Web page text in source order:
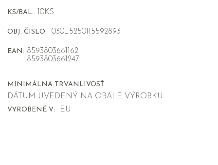
KS/BAL.: 10KS
OBJ. ČISLO: 030_5250115592893
EAN: 8593803661162
8593803661247
MINIMÁLNA TRVANLIVOSŤ:
DÁTUM UVEDENÝ NA OBALE VÝROBKU
VYROBENÉ V: EU